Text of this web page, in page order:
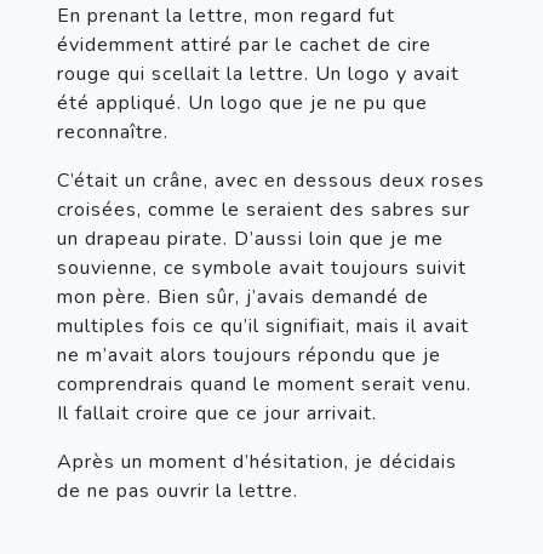
En prenant la lettre, mon regard fut
évidemment attiré par le cachet de cire
rouge qui scellait la lettre. Un logo y avait
été appliqué. Un logo que je ne pu que
reconnaître.
C’était un crâne, avec en dessous deux roses
croisées, comme le seraient des sabres sur
un drapeau pirate. D’aussi loin que je me
souvienne, ce symbole avait toujours suivit
mon père. Bien sûr, j’avais demandé de
multiples fois ce qu’il signifiait, mais il avait
ne m’avait alors toujours répondu que je
comprendrais quand le moment serait venu.
Il fallait croire que ce jour arrivait.
Après un moment d’hésitation, je décidais
de ne pas ouvrir la lettre.